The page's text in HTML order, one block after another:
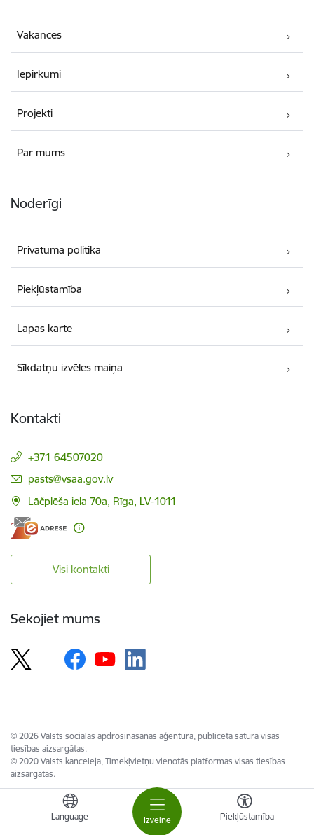
Izvēlne
Language Piekļūstamība
Vakances
Iepirkumi
Projekti
Par mums
Noderīgi
Privātuma politika
Piekļūstamība
Lapas karte
Sīkdatņu izvēles maiņa
Kontakti
+371 64507020
E-pasts:
pasts@vsaa.gov.lv
Lāčplēša iela 70a, Rīga, LV-1011
Visi kontakti
Sekojiet mums
© 2026 Valsts sociālās apdrošināšanas aģentūra, publicētā satura visas
tiesības aizsargātas.
© 2020 Valsts kanceleja, Tīmekļvietņu vienotās platformas visas tiesības
aizsargātas.